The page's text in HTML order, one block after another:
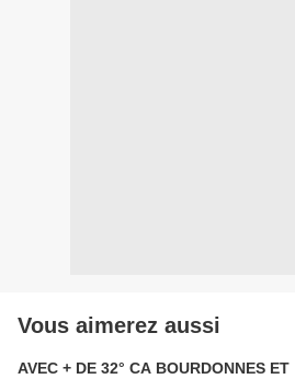
Vous aimerez aussi
AVEC + DE 32° CA BOURDONNES ET